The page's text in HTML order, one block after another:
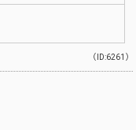
（ID:6261）